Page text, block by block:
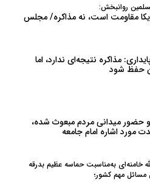
روانبخش:
مقاومت است، نه مذاکره/ مجلس
مذاکره نتیجه‌ای ندارد، اما
حفظ شود
حضور میدانی مردم مبعوث شده،
اشاره امام جامعه
خامنه‌ای به‌مناسبت حماسه عظیم بدرقه
مسائل مهم کشور؛